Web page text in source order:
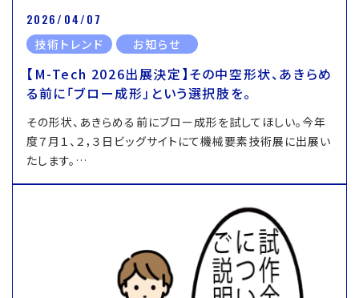
2026/04/07
技術トレンド お知らせ
【M-Tech 2026出展決定】その中空形状、あきらめ
る前に「ブロー成形」という選択肢を。
その形状、あきらめる前にブロー成形を試してほしい。今年
度７月１、２，３日ビッグサイトにて機械要素技術展に出展い
たします。…